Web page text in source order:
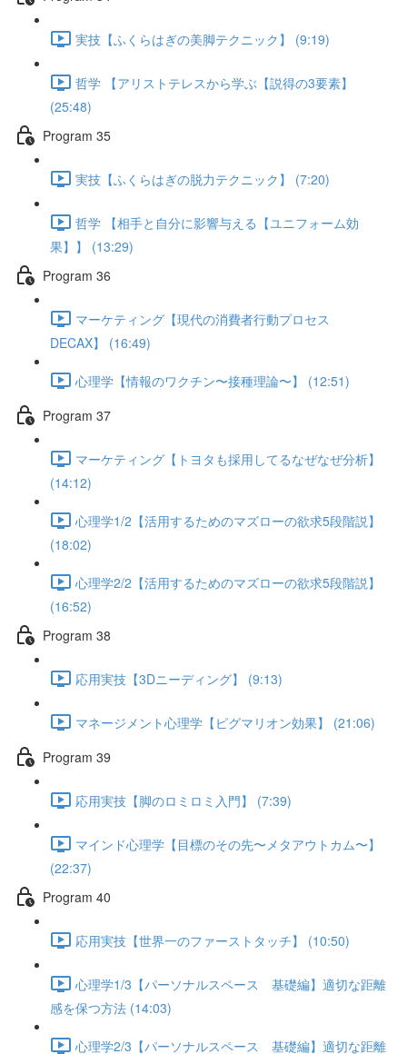
実技【ふくらはぎの美脚テクニック】 (9:19)
哲学 【アリストテレスから学ぶ【説得の3要素】
(25:48)
Program 35
実技【ふくらはぎの脱力テクニック】 (7:20)
哲学 【相手と自分に影響与える【ユニフォーム効
果】】 (13:29)
Program 36
マーケティング【現代の消費者行動プロセス
DECAX】 (16:49)
心理学【情報のワクチン〜接種理論〜】 (12:51)
Program 37
マーケティング【トヨタも採用してるなぜなぜ分析】
(14:12)
心理学1/2【活用するためのマズローの欲求5段階説】
(18:02)
心理学2/2【活用するためのマズローの欲求5段階説】
(16:52)
Program 38
応用実技【3Dニーディング】 (9:13)
マネージメント心理学【ピグマリオン効果】 (21:06)
Program 39
応用実技【脚のロミロミ入門】 (7:39)
マインド心理学【目標のその先〜メタアウトカム〜】
(22:37)
Program 40
応用実技【世界一のファーストタッチ】 (10:50)
心理学1/3【パーソナルスペース 基礎編】適切な距離
感を保つ方法 (14:03)
心理学2/3【パーソナルスペース 基礎編】適切な距離